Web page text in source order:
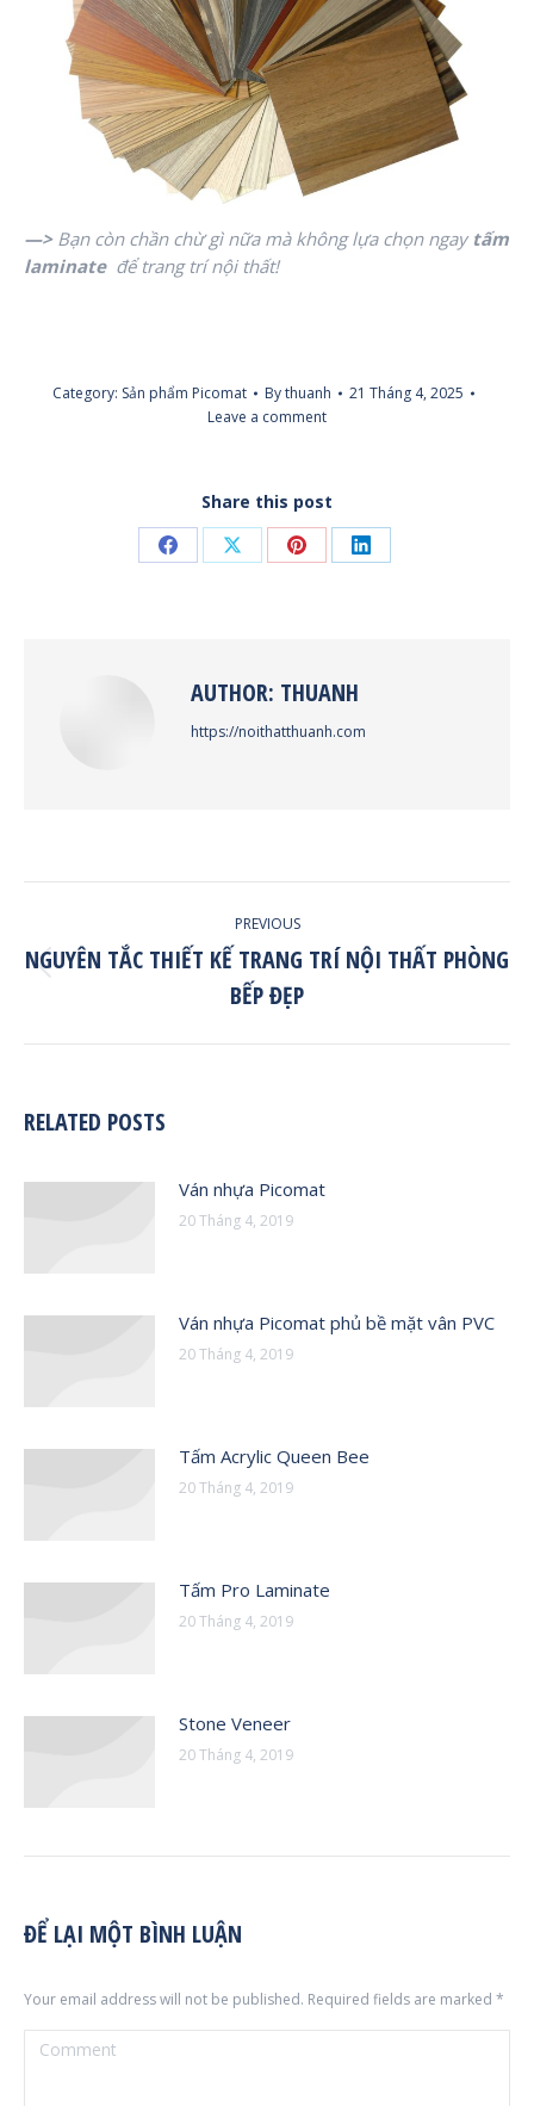
—> Bạn còn chần chừ gì nữa mà không lựa chọn ngaytấm
laminate để trang trí nội thất!
Category: Sản phẩm Picomat Bythuanh
21 Tháng 4, 2025
Leave a comment
Share this post
Share Share Share Share
AUTHOR: THUANH
https://noithatthuanh.com
PREVIOUS
Previous
post:
NGUYÊN TẮC THIẾT KẾ TRANG TRÍ NỘI THẤT PHÒNG
BẾP ĐẸP
RELATED POSTS
Ván nhựa Picomat
20 Tháng 4, 2019
Ván nhựa Picomat phủ bề mặt vân PVC
20 Tháng 4, 2019
Tấm Acrylic Queen Bee
20 Tháng 4, 2019
Tấm Pro Laminate
20 Tháng 4, 2019
Stone Veneer
20 Tháng 4, 2019
ĐỂ LẠI MỘT BÌNH LUẬN
Your email address will not be published. Required fields are marked *
Comment